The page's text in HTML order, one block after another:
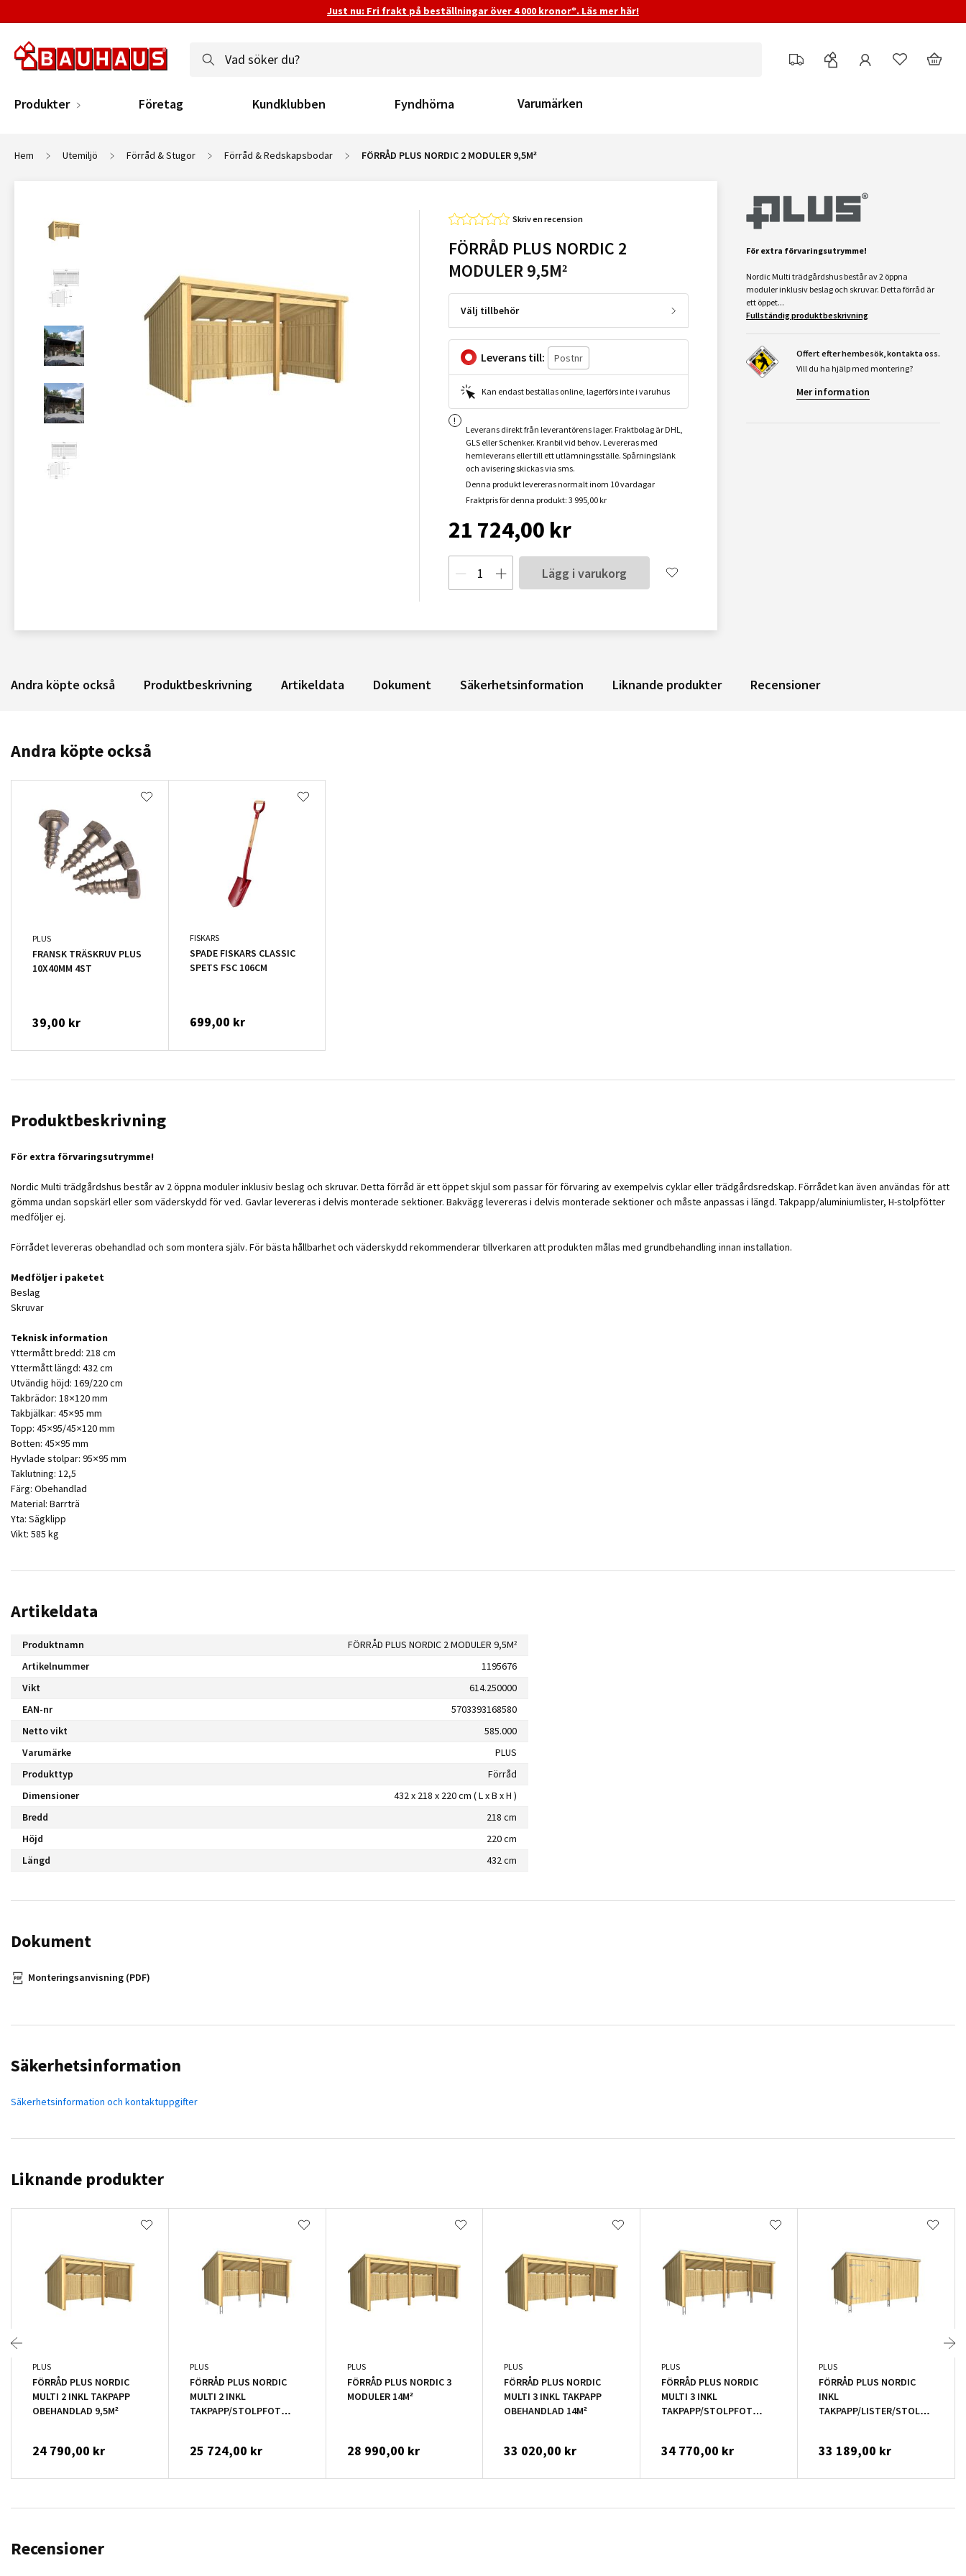
Just nu: Fri frakt på beställningar över 4 000 kronor*. Läs mer här!
Produkter Företag Kundklubben Fyndhörna Varumärken
Hem Utemiljö Förråd & Stugor Förråd & Redskapsbodar FÖRRÅD PLUS NORDIC 2 MODULER 9,5M²
Skriv en recension
FÖRRÅD PLUS NORDIC 2
MODULER 9,5M²
Välj tillbehör
Leverans till:
Kan endast beställas online, lagerförs inte i varuhus
Leverans direkt från leverantörens lager. Fraktbolag är DHL,
GLS eller Schenker. Kranbil vid behov. Levereras med
hemleverans eller till ett utlämningsställe. Spårningslänk
och avisering skickas via sms.
Denna produkt levereras normalt inom 10 vardagar
Fraktpris för denna produkt: 3 995,00 kr
21 724,00 kr
Lägg i varukorg
För extra förvaringsutrymme!
Nordic Multi trädgårdshus består av 2 öppna
moduler inklusiv beslag och skruvar. Detta förråd är
ett öppet...
Fullständig produktbeskrivning
Offert efter hembesök, kontakta oss.
Vill du ha hjälp med montering?
Mer information
Andra köpte också Produktbeskrivning Artikeldata Dokument Säkerhetsinformation Liknande produkter Recensioner
Andra köpte också
PLUS
FRANSK TRÄSKRUV PLUS
10X40MM 4ST
39,00 kr
FISKARS
SPADE FISKARS CLASSIC
SPETS FSC 106CM
699,00 kr
Produktbeskrivning
För extra förvaringsutrymme!
Nordic Multi trädgårdshus består av 2 öppna moduler inklusiv beslag och skruvar. Detta förråd är ett öppet skjul som passar för förvaring av exempelvis cyklar eller trädgårdsredskap. Förrådet kan även användas för att
gömma undan sopskärl eller som väderskydd för ved. Gavlar levereras i delvis monterade sektioner. Bakvägg levereras i delvis monterade sektioner och måste anpassas i längd. Takpapp/aluminiumlister, H-stolpfötter
medföljer ej.
Förrådet levereras obehandlad och som montera själv. För bästa hållbarhet och väderskydd rekommenderar tillverkaren att produkten målas med grundbehandling innan installation.
Medföljer i paketet
Beslag
Skruvar
Teknisk information
Yttermått bredd: 218 cm
Yttermått längd: 432 cm
Utvändig höjd: 169/220 cm
Takbrädor: 18×120 mm
Takbjälkar: 45×95 mm
Topp: 45×95/45×120 mm
Botten: 45×95 mm
Hyvlade stolpar: 95×95 mm
Taklutning: 12,5
Färg: Obehandlad
Material: Barrträ
Yta: Sägklipp
Vikt: 585 kg
Artikeldata
Produktnamn
FÖRRÅD PLUS NORDIC 2 MODULER 9,5M²
Artikelnummer
1195676
Vikt
614.250000
EAN-nr
5703393168580
Netto vikt
585.000
Varumärke
PLUS
Produkttyp
Förråd
Dimensioner
432 x 218 x 220 cm ( L x B x H )
Bredd
218 cm
Höjd
220 cm
Längd
432 cm
Dokument
Monteringsanvisning (PDF)
Säkerhetsinformation
Säkerhetsinformation och kontaktuppgifter
Liknande produkter
PLUS
FÖRRÅD PLUS NORDIC
MULTI 2 INKL TAKPAPP
OBEHANDLAD 9,5M²
24 790,00 kr
PLUS
FÖRRÅD PLUS NORDIC
MULTI 2 INKL
TAKPAPP/STOLPFOT
25 724,00 kr
PLUS
FÖRRÅD PLUS NORDIC 3
MODULER 14M²
28 990,00 kr
PLUS
FÖRRÅD PLUS NORDIC
MULTI 3 INKL TAKPAPP
OBEHANDLAD 14M²
33 020,00 kr
PLUS
FÖRRÅD PLUS NORDIC
MULTI 3 INKL
TAKPAPP/STOLPFOT
34 770,00 kr
PLUS
FÖRRÅD PLUS NORDIC
INKL
TAKPAPP/LISTER/STOLPFOT
33 189,00 kr
Recensioner